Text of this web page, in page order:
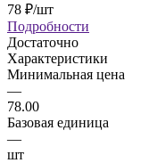
78 ₽/шт
Подробности
Достаточно
Характеристики
Минимальная цена
—
78.00
Базовая единица
—
шт